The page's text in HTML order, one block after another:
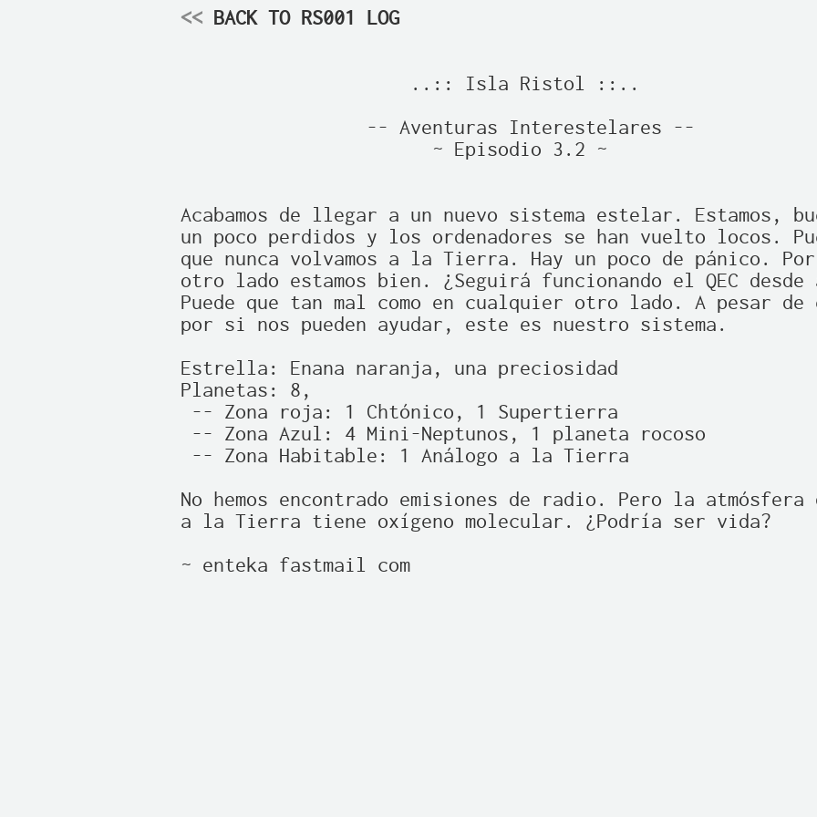
<< BACK TO RS001 LOG
..:: Isla
                 -- Aventuras Interestelares --
                       ~ Episodio 3.2 ~
Acabamos de llegar a un nuevo sistema estelar. Estamos,
un poco perdidos y los ordenadores se han vuelto locos.
que nunca volvamos a la Tierra. Hay un poco de pánico. Por
otro lado estamos bien. ¿Seguirá funcionando el QEC desde
Puede que tan mal como en cualquier otro lado. A pesar de
por si nos pueden ayudar, este es nuestro sistema.
Estrella: Enana naranja, una preciosidad
Planetas: 8,
-- Zona roja: 1 Chtónico, 1 Supertierra
-- Zona Azul: 4 Mini-Neptunos, 1 planeta rocoso
-- Zona Habitable: 1 Análogo a la Tierra
No hemos encontrado emisiones de radio. Pero la atmósfera
a la Tierra tiene oxígeno molecular. ¿Podría ser vida?
~ enteka fastmail com